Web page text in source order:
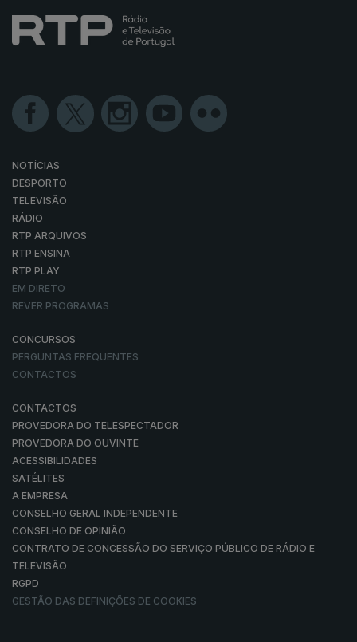
NOTÍCIAS
DESPORTO
TELEVISÃO
RÁDIO
RTP ARQUIVOS
RTP ENSINA
RTP PLAY
EM DIRETO
REVER PROGRAMAS
CONCURSOS
PERGUNTAS FREQUENTES
CONTACTOS
CONTACTOS
PROVEDORA DO TELESPECTADOR
PROVEDORA DO OUVINTE
ACESSIBILIDADES
SATÉLITES
A EMPRESA
CONSELHO GERAL INDEPENDENTE
CONSELHO DE OPINIÃO
CONTRATO DE CONCESSÃO DO SERVIÇO PÚBLICO DE RÁDIO E
TELEVISÃO
RGPD
GESTÃO DAS DEFINIÇÕES DE COOKIES